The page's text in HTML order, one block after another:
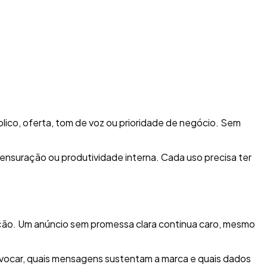
oferta, tom de voz ou prioridade de negócio. Sem
ou produtividade interna. Cada uso precisa ter
Um anúncio sem promessa clara continua caro, mesmo
quais mensagens sustentam a marca e quais dados